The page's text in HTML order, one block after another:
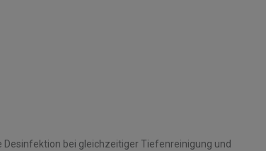
bei gleichzeitiger Tiefenreinigung und